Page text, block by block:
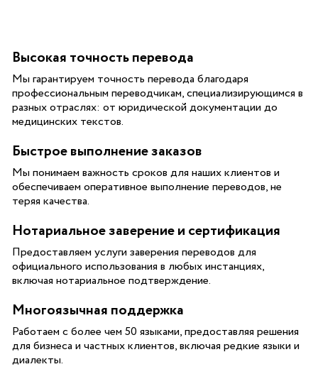
Высокая точность перевода
Мы гарантируем точность перевода благодаря
профессиональным переводчикам, специализирующимся в
разных отраслях: от юридической документации до
медицинских текстов.
Быстрое выполнение заказов
Мы понимаем важность сроков для наших клиентов и
обеспечиваем оперативное выполнение переводов, не
теряя качества.
Нотариальное заверение и сертификация
Предоставляем услуги заверения переводов для
официального использования в любых инстанциях,
включая нотариальное подтверждение.
Многоязычная поддержка
Работаем с более чем 50 языками, предоставляя решения
для бизнеса и частных клиентов, включая редкие языки и
диалекты.